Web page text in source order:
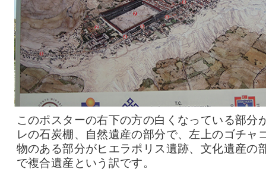
このポスターの右下の方の白くなっている部分
レの石炭棚、自然遺産の部分で、左上のゴチャ
物のある部分がヒエラポリス遺跡、文化遺産の
で複合遺産という訳です。